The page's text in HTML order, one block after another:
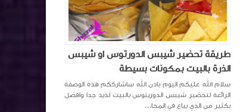
طريقة تحضير شيبس الدورتوس او شيبس
الذرة بالبيت بمكونات بسيطة
سلام الله عليكم اليوم باذن الله ساشارككم هذه الوصفة
الرائعة لتحضير شيبس الدوريتوس بالبيت لذيذ جدا وافضل
بكثير من الذي يباع في المحا...